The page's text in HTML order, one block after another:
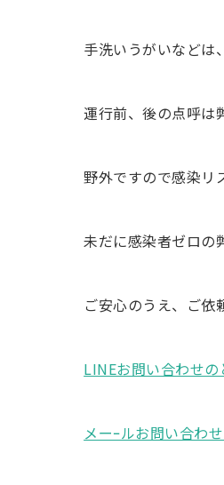
手洗いうがいなどは
運行前、後の点呼は
野外ですので感染リ
未だに感染者ゼロの
ご安心のうえ、ご依
LINEお問い合わせ
メーｰルお問い合わ